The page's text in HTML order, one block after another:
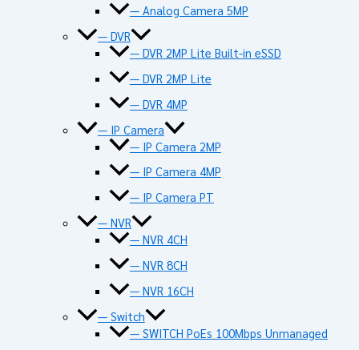
— Analog Camera 5MP
— DVR
— DVR 2MP Lite Built-in eSSD
— DVR 2MP Lite
— DVR 4MP
— IP Camera
— IP Camera 2MP
— IP Camera 4MP
— IP Camera PT
— NVR
— NVR 4CH
— NVR 8CH
— NVR 16CH
— Switch
— SWITCH PoEs 100Mbps Unmanaged